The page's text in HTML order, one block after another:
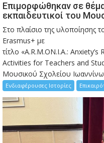
Eπιμορφώθηκαν σε
εκπαιδευτικοί του
Στο πλαίσιο της υλοποίησης
Erasmus+ με
τίτλο «A.R.M.ON.I.A.:
Activities for Teachers and
Μουσικού Σχολείου
Ενδιαφέρουσες Ιστορίες